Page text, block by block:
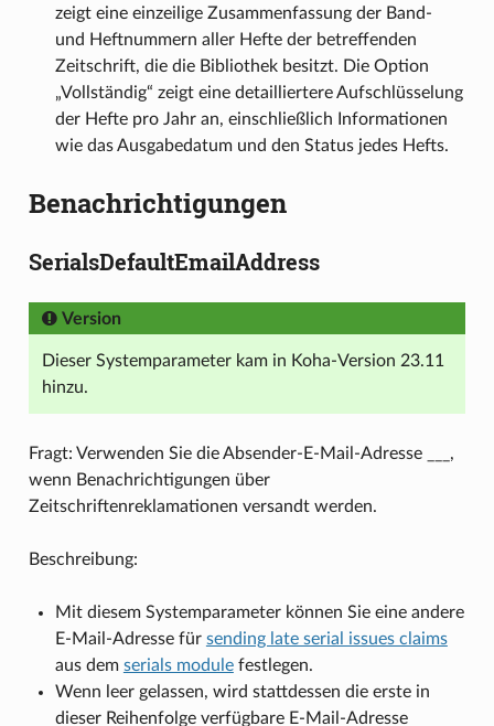
zeigt eine einzeilige Zusammenfassung der Band-
und Heftnummern aller Hefte der betreffenden
Zeitschrift, die die Bibliothek besitzt. Die Option
„Vollständig“ zeigt eine detailliertere Aufschlüsselung
der Hefte pro Jahr an, einschließlich Informationen
wie das Ausgabedatum und den Status jedes Hefts.
Benachrichtigungen
SerialsDefaultEmailAddress
Version
Dieser Systemparameter kam in Koha-Version 23.11
hinzu.
Fragt: Verwenden Sie die Absender-E-Mail-Adresse ___,
wenn Benachrichtigungen über
Zeitschriftenreklamationen versandt werden.
Beschreibung:
Mit diesem Systemparameter können Sie eine andere
E-Mail-Adresse für sending late serial issues claims
aus dem serials modulefestlegen.
Wenn leer gelassen, wird stattdessen die erste in
dieser Reihenfolge verfügbare E-Mail-Adresse